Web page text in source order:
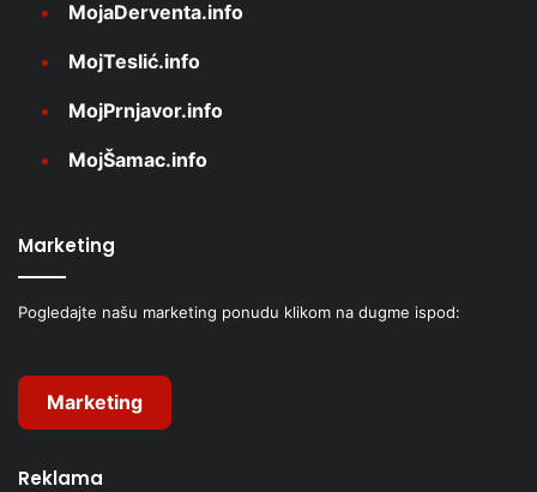
MojaDerventa.info
MojTeslić.info
MojPrnjavor.info
MojŠamac.info
Marketing
Pogledajte našu marketing ponudu klikom na dugme ispod:
Marketing
Reklama